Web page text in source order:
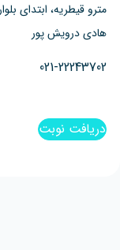
مترو قیطریه، ابتدای
هادی درویش پور
021-22243702
دریافت نوبت